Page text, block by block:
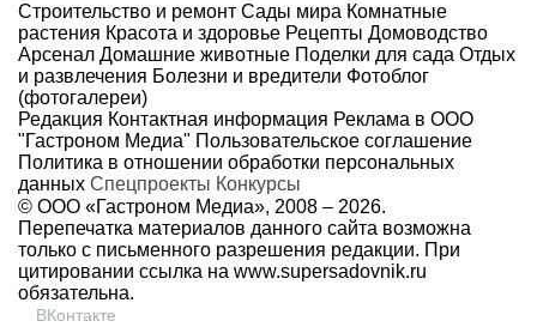
Строительство и ремонт Сады мира Комнатные
растения Красота и здоровье Рецепты Домоводство
Арсенал Домашние животные Поделки для сада Отдых
и развлечения Болезни и вредители Фотоблог
(фотогалереи)
Редакция Контактная информация Реклама в ООО
"Гастроном Медиа" Пользовательское соглашение
Политика в отношении обработки персональных
данных Спецпроекты Конкурсы
© ООО «Гастроном Медиа», 2008 – 2026.
Перепечатка материалов данного сайта возможна
только с письменного разрешения редакции. При
цитировании ссылка на www.supersadovnik.ru
обязательна.
ВКонтакте